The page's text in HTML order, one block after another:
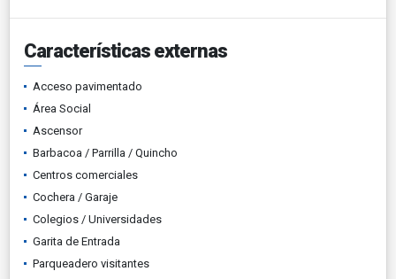
Características externas
Acceso pavimentado
Área Social
Ascensor
Barbacoa / Parrilla / Quincho
Centros comerciales
Cochera / Garaje
Colegios / Universidades
Garita de Entrada
Parqueadero visitantes